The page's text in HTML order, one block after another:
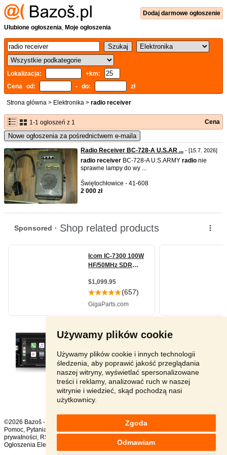
Używamy plików cookie
Używamy plików cookie i innych technologii
śledzenia, aby poprawić jakość przeglądania
naszej witryny, wyświetlać spersonalizowane
treści i reklamy, analizować ruch w naszej
witrynie i wiedzieć, skąd pochodzą nasi
użytkownicy.
Zgoda
Odmawiam
Dodaj darmowe ogłoszenie
Ulubione ogłoszenia, Moje ogłoszenia
Lokalizacja:
+km:
Cena od:
- do: zł
Strona główna > Elektronika > radio receiver
1-1 ogłoszeń z 1 Cena
Nowe ogłoszenia za pośrednictwem e-maila
Radio Receiver BC-728-A U.S.AR ... - [15.7. 2026]
radio receiver BC-728-A U.S.ARMY radio nie
sprawne lampy do wy ...
Świętochłowice - 41-608
2 000 zł
©2026 Bazoš -
Pomoc, Pytania Komentarze
prywatności, RSS
Ogłoszenia Elektronika ogółem:
, w ciągu 24 godzin: